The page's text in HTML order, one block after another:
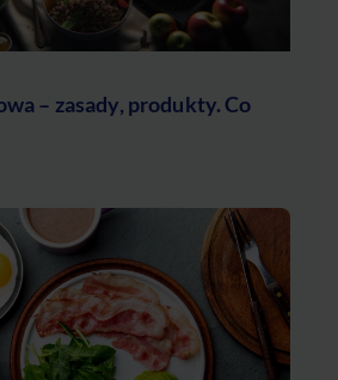
– zasady, produkty. Co